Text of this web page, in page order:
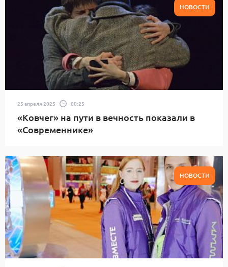
НОВОСТИ
25 апреля 2025 00:25
«Ковчег» на пути в вечность показали в
«Современнике»
НОВОСТИ